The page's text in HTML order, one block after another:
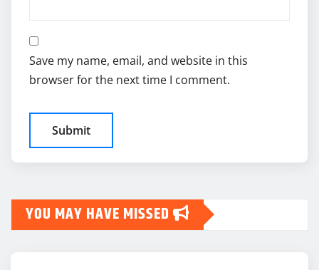
Save my name, email, and website in this
browser for the next time I comment.
YOU MAY HAVE MISSED